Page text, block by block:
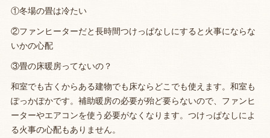
①冬場の畳は冷たい
②ファンヒーターだと長時間つけっぱなしにすると火事にならな
いかの心配
③畳の床暖房ってないの？
和室でも古くからある建物でも床ならどこでも使えます。和室も
ぽっかぽかです。補助暖房の必要が殆ど要らないので、ファンヒ
ーターやエアコンを使う必要がなくなります。つけっぱなしによ
る火事の心配もありません。